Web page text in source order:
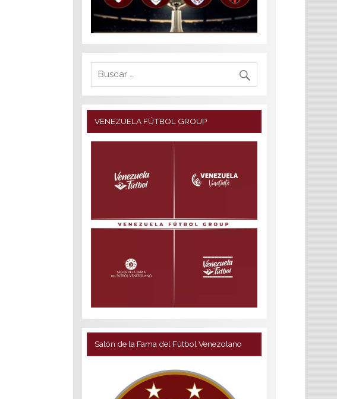
VENEZUELA FÚTBOL GROUP
Salón de la Fama del Fútbol Venezolano